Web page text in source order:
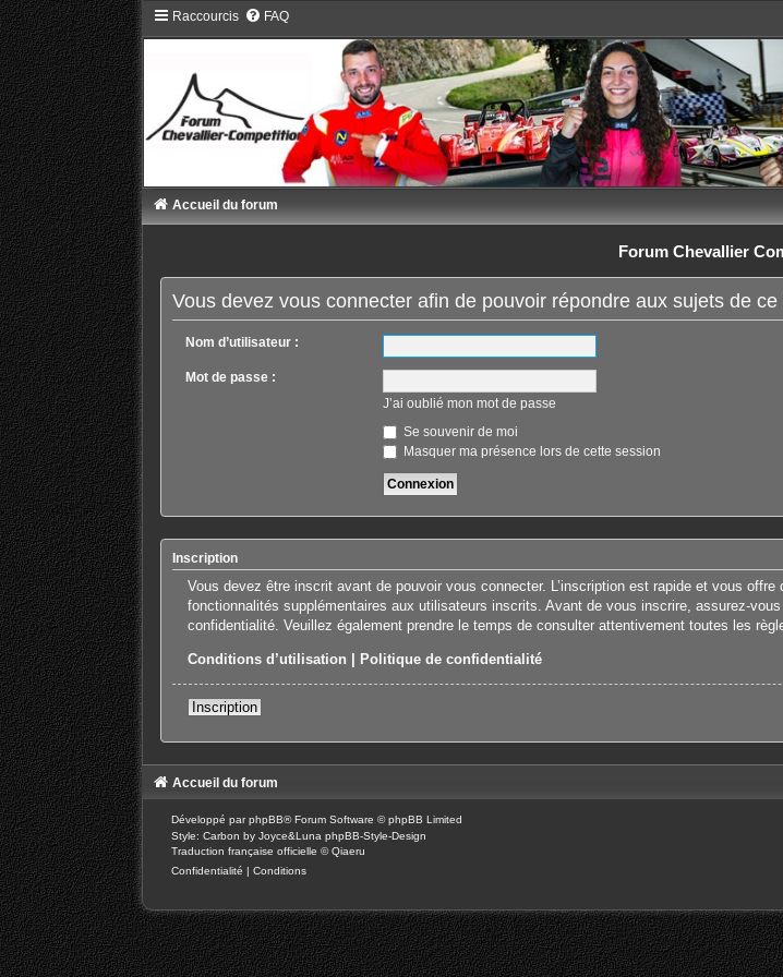
Raccourcis FAQ
Accueil du forum
Forum Chevallier
Vous devez vous connecter afin de pouvoir répondre aux sujets de ce
Nom d’utilisateur :
Mot de passe :
J’ai oublié mon mot de passe
Se souvenir de moi
Masquer ma présence lors de cette session
Inscription
Vous devez être inscrit avant de pouvoir vous connecter. L’inscription est rapide et vous
fonctionnalités supplémentaires aux utilisateurs inscrits. Avant de vous inscrire, assurez-
confidentialité. Veuillez également prendre le temps de consulter attentivement toutes les
Conditions d’utilisation Politique de confidentialité
Inscription
Accueil du forum
Développé parphpBB® Forum Software © phpBB Limited
Style: Carbon by Joyce&Luna phpBB-Style-Design
Traduction française officielle ©Qiaeru
Confidentialité | Conditions